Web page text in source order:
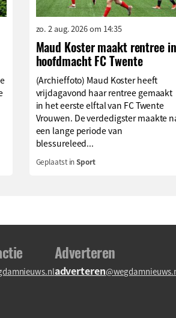
zo. 2 aug. 2026 om 14:35
Maud Koster maakt rentree in
hoofdmacht FC Twente
(Archieffoto) Maud Koster heeft
vrijdagavond haar rentree gemaakt
in het eerste elftal van FC Twente
Vrouwen. De verdedigster maakte
een lange periode van
blessureleed...
Geplaatst inSport
Adverteren
adverteren